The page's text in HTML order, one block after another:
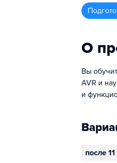
О
Вы
AVR и
и
после